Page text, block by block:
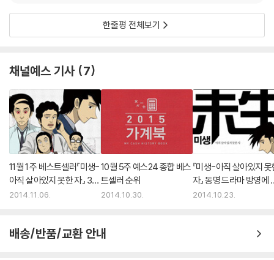
한줄평 전체보기
채널예스 기사 7
11월 1 주 베스트셀러『미생-
아직 살아있지 못한 자』 3주
연속 정상
2014.11.06.
10월 5주 예스24 종합 베스
트셀러 순위
2014.10.30.
『미생-아직 살아있지 못
자』 동명 드라마 방영에
입어 1위
2014.10.23.
배송/반품/교환 안내